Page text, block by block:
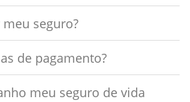
seguro?
de pagamento?
meu seguro de vida